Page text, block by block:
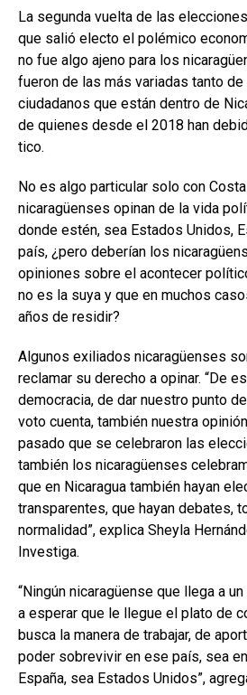
La segunda vuelta de las
que salió electo el polémico
no fue algo ajeno para los
fueron de las más variadas tanto
ciudadanos que están dentro de
de quienes desde el 2018 han
tico.
No es algo particular solo con
nicaragüenses opinan de la vida
donde estén, sea Estados Unidos,
país, ¿pero deberían los
opiniones sobre el acontecer
no es la suya y que en muchos
años de residir?
Algunos exiliados nicaragüenses
reclamar su derecho a opinar. “De
democracia, de dar nuestro punto
voto cuenta, también nuestra
pasado que se celebraron las
también los nicaragüenses
que en Nicaragua también hayan
transparentes, que hayan debates,
normalidad”, explica Sheyla
Investiga.
“Ningún nicaragüense que llega a
a esperar que le llegue el plato de
busca la manera de trabajar, de
poder sobrevivir en ese país, sea
España, sea Estados Unidos”,